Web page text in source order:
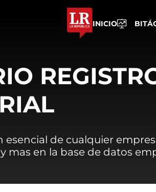
INICIO
esencial de cualquier
mas en la base de datos